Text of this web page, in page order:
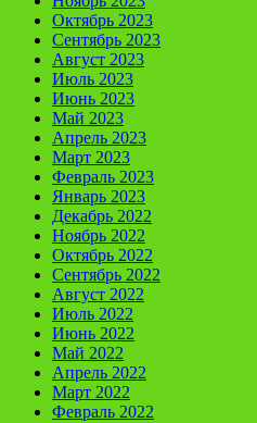
Октябрь 2023
Сентябрь 2023
Август 2023
Июль 2023
Июнь 2023
Май 2023
Апрель 2023
Март 2023
Февраль 2023
Январь 2023
Декабрь 2022
Ноябрь 2022
Октябрь 2022
Сентябрь 2022
Август 2022
Июль 2022
Июнь 2022
Май 2022
Апрель 2022
Март 2022
Февраль 2022